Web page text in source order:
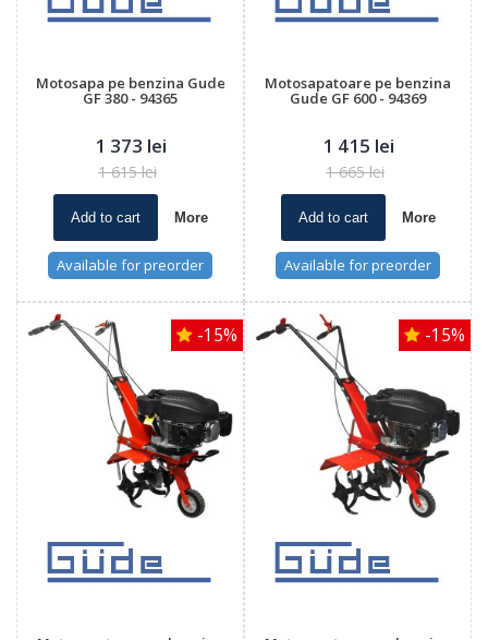
Motosapa pe benzina Gude
GF 380 - 94365
1 373 lei
1 615 lei
Add to cart More
Available for preorder
Motosapatoare pe benzina
Gude GF 600 - 94369
1 415 lei
1 665 lei
Add to cart More
Available for preorder
-15% -15%